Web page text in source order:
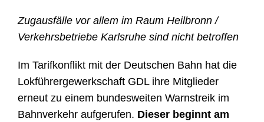
Zugausfälle vor allem im Raum Heilbronn /
Verkehrsbetriebe Karlsruhe sind nicht betroffen
Im Tarifkonflikt mit der Deutschen Bahn hat die
Lokführergewerkschaft GDL ihre Mitglieder
erneut zu einem bundesweiten Warnstreik im
Bahnverkehr aufgerufen. Dieser beginnt am